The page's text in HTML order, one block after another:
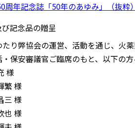
周年記念誌「50年のあゆみ」（抜粋）
記念品の贈呈
り弊協会の運営、活動を通じ、火
保安審議官ご臨席のもと、以下の
様
繁 様
三 様
也 様